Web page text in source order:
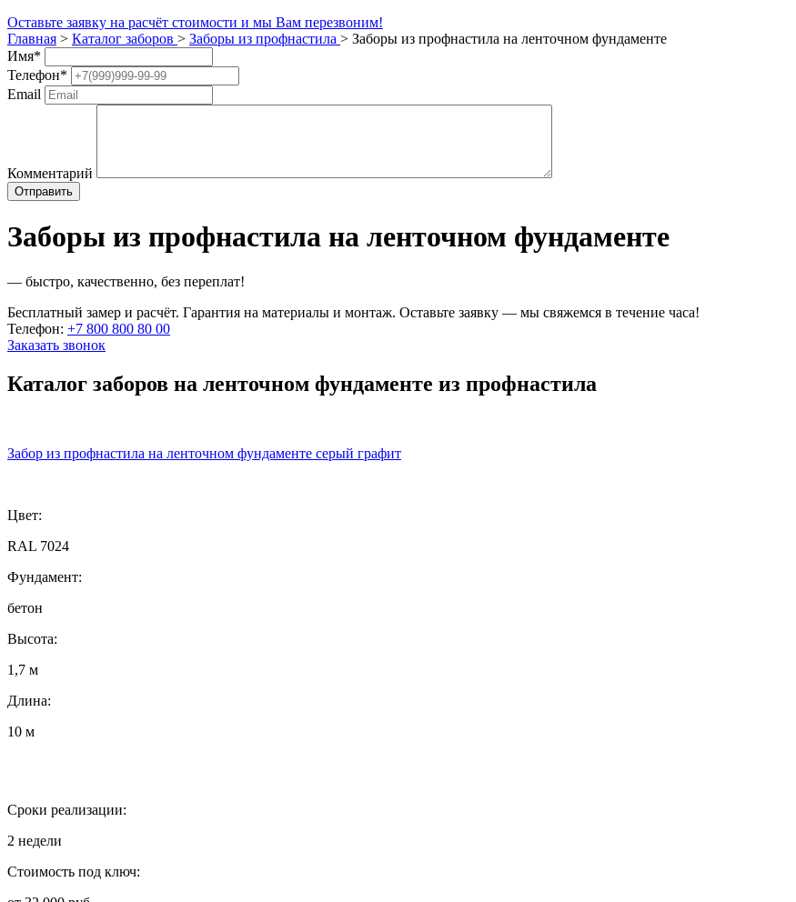
Оставьте заявку на расчёт стоимости и мы Вам перезвоним!
Главная > Каталог заборов > Заборы из профнастила > Заборы из профнастила на ленточном фундаменте
Имя*
Телефон*
Email
Комментарий
Заборы из профнастила на ленточном фундаменте
— быстро, качественно, без переплат!
Бесплатный замер и расчёт. Гарантия на материалы и монтаж. Оставьте заявку — мы свяжемся в течение часа!
Телефон: +7 800 800 80 00
Заказать звонок
Каталог заборов на ленточном фундаменте из профнастила
Забор из профнастила на ленточном фундаменте серый графит
Цвет:
RAL 7024
Фундамент:
бетон
Высота:
1,7 м
Длина:
10 м
Сроки реализации:
2 недели
Стоимость под ключ: